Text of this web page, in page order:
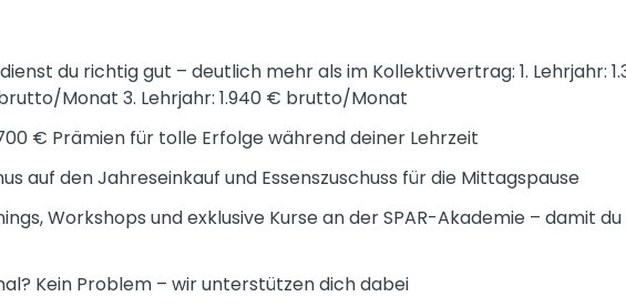
du richtig gut – deutlich mehr als im Kollektivvertrag: 1. Lehrjahr:
Monat 3. Lehrjahr: 1.940 € brutto/Monat
€ Prämien für tolle Erfolge während deiner Lehrzeit
auf den Jahreseinkauf und Essenszuschuss für die Mittagspause
Workshops und exklusive Kurse an der SPAR-Akademie – damit
Kein Problem – wir unterstützen dich dabei